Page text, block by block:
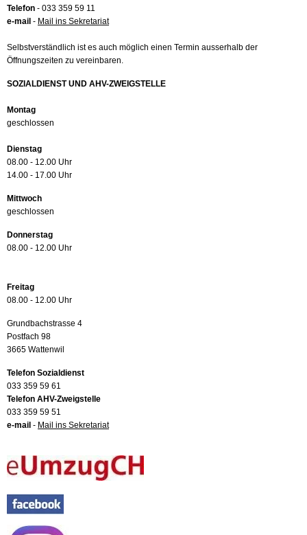
Telefon - 033 359 59 11
e-mail - Mail ins Sekretariat
Selbstverständlich ist es auch möglich einen Termin ausserhalb der
Öffnungszeiten zu vereinbaren.
SOZIALDIENST UND AHV-ZWEIGSTELLE
Montag
geschlossen
Dienstag
08.00 - 12.00 Uhr
14.00 - 17.00 Uhr
Mittwoch
geschlossen
Donnerstag
08.00 - 12.00 Uhr
Freitag
08.00 - 12.00 Uhr
Grundbachstrasse 4
Postfach 98
3665 Wattenwil
Telefon Sozialdienst
033 359 59 61
Telefon AHV-Zweigstelle
033 359 59 51
e-mail - Mail ins Sekretariat